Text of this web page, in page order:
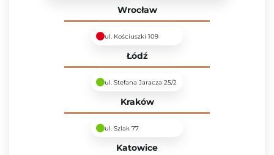
Wrocław
ul. Kościuszki 109
Łódź
ul. Stefana Jaracza 25/2
Kraków
ul. Szlak 77
Katowice